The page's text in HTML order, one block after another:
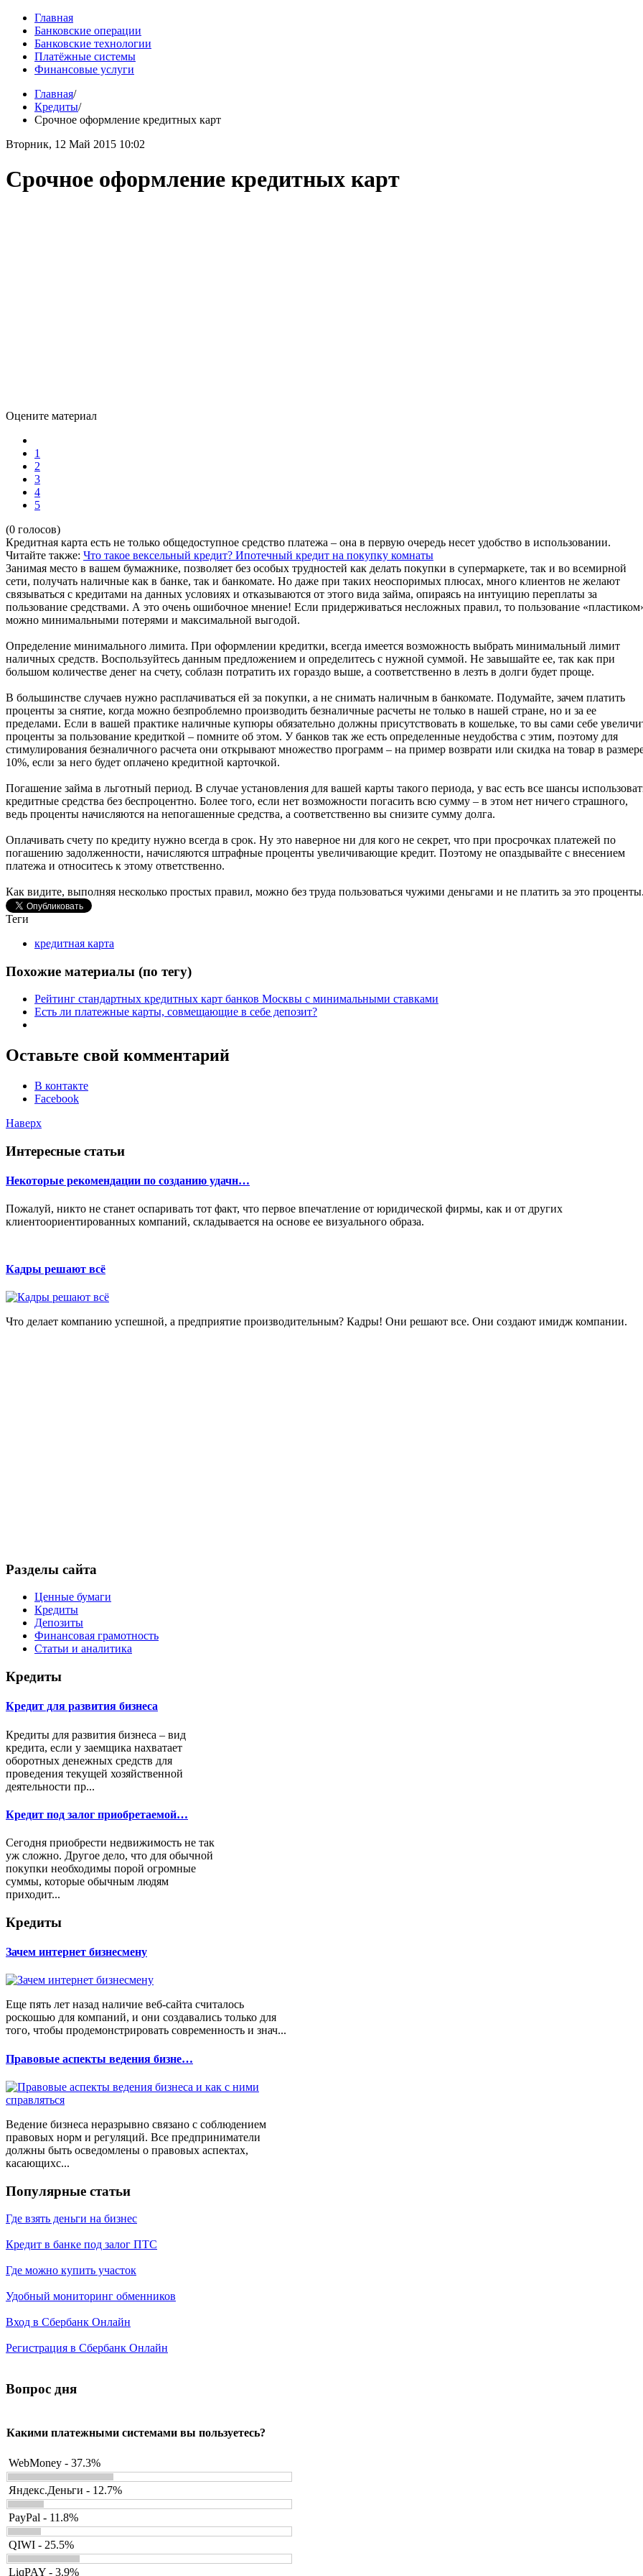
Главная
Банковские операции
Банковские технологии
Платёжные системы
Финансовые услуги
Главная/
Кредиты/
Срочное оформление кредитных карт
Вторник, 12 Май 2015 10:02
Срочное оформление кредитных карт
Оцените материал
1
2
3
4
5
(0 голосов)
Кредитная карта есть не только общедоступное средство платежа – она в первую очередь несет удобство в использовании.
Читайте также: Что такое вексельный кредит? Ипотечный кредит на покупку комнаты
Занимая место в вашем бумажнике, позволяет без особых трудностей как делать покупки в супермаркете, так и во всемирной
сети, получать наличные как в банке, так и банкомате. Но даже при таких неоспоримых плюсах, много клиентов не желают
связываться с кредитами на данных условиях и отказываются от этого вида займа, опираясь на интуицию переплаты за
пользование средствами. А это очень ошибочное мнение! Если придерживаться несложных правил, то пользование
можно минимальными потерями и максимальной выгодой.
Определение минимального лимита. При оформлении кредитки, всегда имеется возможность выбрать минимальный лимит
наличных средств. Воспользуйтесь данным предложением и определитесь с нужной суммой. Не завышайте ее, так как при
большом количестве денег на счету, соблазн потратить их гораздо выше, а соответственно в лезть в долги будет проще.
В большинстве случаев нужно расплачиваться ей за покупки, а не снимать наличным в банкомате. Подумайте, зачем платить
проценты за снятие, когда можно безпроблемно производить безналичные расчеты не только в нашей стране, но и за ее
пределами. Если в вашей практике наличные купюры обязательно должны присутствовать в кошельке, то вы сами себе
проценты за пользование кредиткой – помните об этом. У банков так же есть определенные неудобства с этим, поэтому для
стимулирования безналичного расчета они открывают множество программ – на пример возврати или скидка на товар в
10%, если за него будет оплачено кредитной карточкой.
Погашение займа в льготный период. В случае установления для вашей карты такого периода, у вас есть все шансы
кредитные средства без беспроцентно. Более того, если нет возможности погасить всю сумму – в этом нет ничего страшного,
ведь проценты начисляются на непогашенные средства, а соответственно вы снизите сумму долга.
Оплачивать счету по кредиту нужно всегда в срок. Ну это наверное ни для кого не секрет, что при просрочках платежей по
погашению задолженности, начисляются штрафные проценты увеличивающие кредит. Поэтому не опаздывайте с внесением
платежа и относитесь к этому ответственно.
Как видите, выполняя несколько простых правил, можно без труда пользоваться чужими деньгами и не платить за это проценты.
Теги
кредитная карта
Похожие материалы (по тегу)
Рейтинг стандартных кредитных карт банков Москвы с минимальными ставками
Есть ли платежные карты, совмещающие в себе депозит?
Оставьте свой комментарий
В контакте
Facebook
Наверх
Интересные статьи
Некоторые рекомендации по созданию удачн…
Пожалуй, никто не станет оспаривать тот факт, что первое впечатление от юридической фирмы, как и от других
клиентоориентированных компаний, складывается на основе ее визуального образа.
Кадры решают всё
Что делает компанию успешной, а предприятие производительным? Кадры! Они решают все. Они создают имидж компании.
Разделы сайта
Ценные бумаги
Кредиты
Депозиты
Финансовая грамотность
Статьи и аналитика
Кредиты
Кредит для развития бизнеса
Кредиты для развития бизнеса – вид
кредита, если у заемщика нахватает
оборотных денежных средств для
проведения текущей хозяйственной
деятельности пр...
Кредит под залог приобретаемой…
Сегодня приобрести недвижимость не так
уж сложно. Другое дело, что для обычной
покупки необходимы порой огромные
суммы, которые обычным людям
приходит...
Кредиты
Зачем интернет бизнесмену
Еще пять лет назад наличие веб-сайта считалось
роскошью для компаний, и они создавались только для
того, чтобы продемонстрировать современность и знач...
Правовые аспекты ведения бизне…
Ведение бизнеса неразрывно связано с соблюдением
правовых норм и регуляций. Все предприниматели
должны быть осведомлены о правовых аспектах,
касающихс...
Популярные статьи
Где взять деньги на бизнес
Кредит в банке под залог ПТС
Где можно купить участок
Удобный мониторинг обменников
Вход в Сбербанк Онлайн
Регистрация в Сбербанк Онлайн
Вопрос дня
Какими платежными системами вы пользуетесь?
WebMoney - 37.3%
Яндекс.Деньги - 12.7%
PayPal - 11.8%
QIWI - 25.5%
LiqPAY - 3.9%